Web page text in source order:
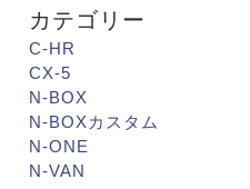
カテゴリー
C-HR
CX-5
N-BOX
N-BOXカスタム
N-ONE
N-VAN